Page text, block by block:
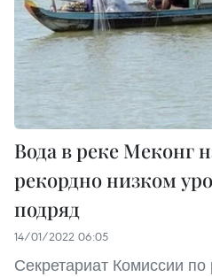
Вода в реке Меконг
рекордно низком
подряд
14/01/2022 06:05
Секретариат Комиссии по